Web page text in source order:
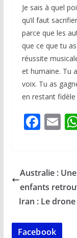
Je sais à quel
qu’il faut
parce que les
que ce que tu
réussite
et humaine. Tu
voix. Tu as
en restant
F
b
o
o
k
E
l
Australie :
enfants
Iran : Le
Facebook